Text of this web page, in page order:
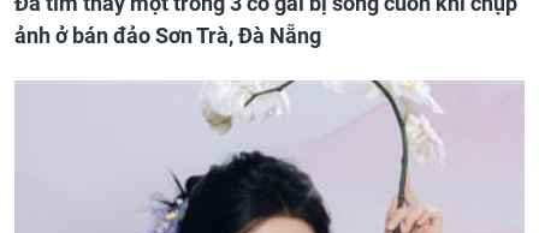
ảnh ở bán đảo Sơn Trà, Đà Nẵng